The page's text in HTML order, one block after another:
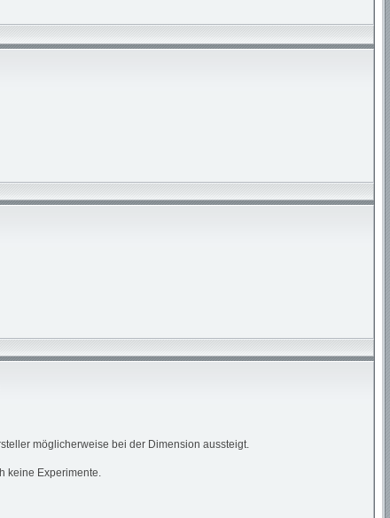
möglicherweise bei der Dimension aussteigt.
keine Experimente.